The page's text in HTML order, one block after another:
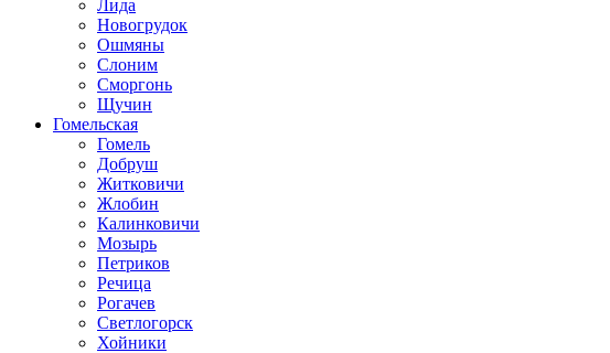
Лида
Новогрудок
Ошмяны
Слоним
Сморгонь
Щучин
Гомельская
Гомель
Добруш
Житковичи
Жлобин
Калинковичи
Мозырь
Петриков
Речица
Рогачев
Светлогорск
Хойники